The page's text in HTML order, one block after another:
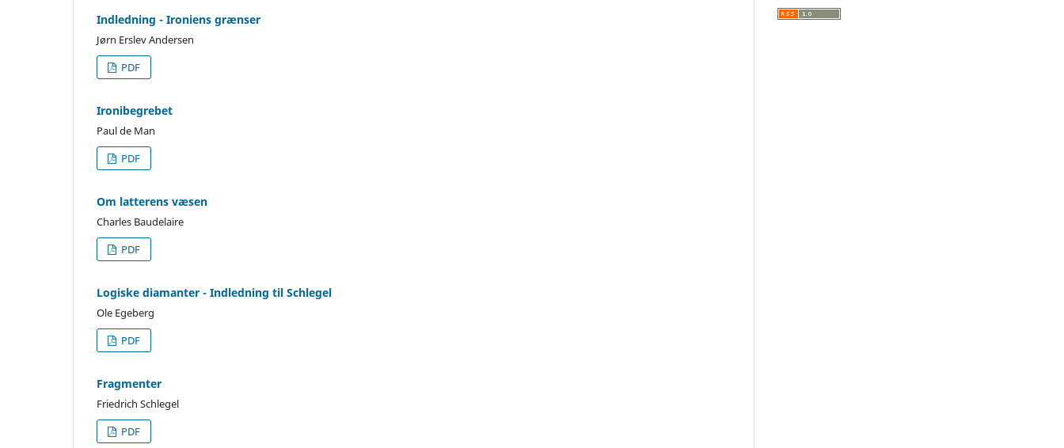
Indledning - Ironiens grænser
Jørn Erslev Andersen
PDF
Ironibegrebet
Paul de Man
PDF
Om latterens væsen
Charles Baudelaire
PDF
Logiske diamanter - Indledning til Schlegel
Ole Egeberg
PDF
Fragmenter
Friedrich Schlegel
PDF